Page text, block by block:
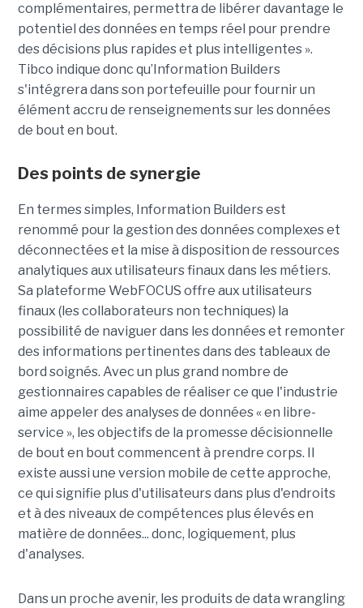
complémentaires, permettra de libérerdavantage le
potentiel desdonnéesen temps réel pour prendre
des décisions plus rapides et plus intelligentes ».
Tibco indique donc qu’Information Builders
s'intégrera dans son portefeuille pour fournir un
élément accru de renseignements sur lesdonnées
de bout en bout.
Des points de synergie
En termes simples, Information Buildersest
renommé pour la gestion des données complexes et
déconnectéeset la mise à disposition de ressources
analytiques aux utilisateurs finaux dans les métiers.
Sa plateforme WebFOCUS offre aux utilisateurs
finaux (les collaborateurs non techniques) la
possibilité de naviguer dans lesdonnéeset remonter
des informations pertinentes dans des tableaux de
bord soignés. Avec un plus grand nombre de
gestionnaires capables de réaliser ce que l'industrie
aime appeler des analyses de données « en libre-
service », les objectifs de la promesse décisionnelle
de bout en bout commencent à prendre corps.
existe aussi une version mobile de cette approche,
ce qui signifie plus d'utilisateursdans plus d'endroits
et à des niveaux de compétences plus élevés en
matière de données... donc, logiquement, plus
d'analyses.
Dans un proche avenir, les produits de data wrangling